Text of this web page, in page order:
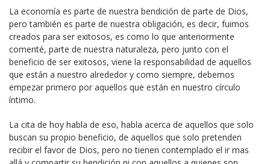
La economía es parte de nuestra bendición de parte de Dios,
pero también es parte de nuestra obligación, es decir, fuimos
creados para ser exitosos, es como lo que anteriormente
comenté, parte de nuestra naturaleza, pero junto con el
beneficio de ser exitosos, viene la responsabilidad de aquellos
que están a nuestro alrededor y como siempre, debemos
empezar primero por aquellos que están en nuestro círculo
íntimo.
La cita de hoy habla de eso, habla acerca de aquellos que solo
buscan su propio beneficio, de aquellos que solo pretenden
recibir el favor de Dios, pero no tienen contemplado el ir mas